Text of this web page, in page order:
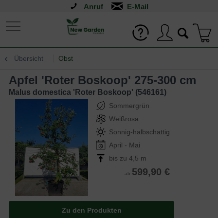
Anruf
Übersicht Obst
Apfel 'Roter Boskoop' 275-300 cm
Malus domestica 'Roter Boskoop' (546161)
Sommergrün
Weißrosa
Sonnig-halbschattig
April - Mai
bis zu 4,5 m
ab 599,90 €
Zu den Produkten